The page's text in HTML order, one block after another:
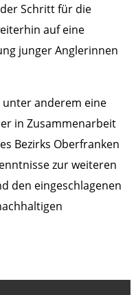
Schritt für die
auf eine
junger Anglerinnen
unter anderem eine
in Zusammenarbeit
Bezirks Oberfranken
zur weiteren
den eingeschlagenen